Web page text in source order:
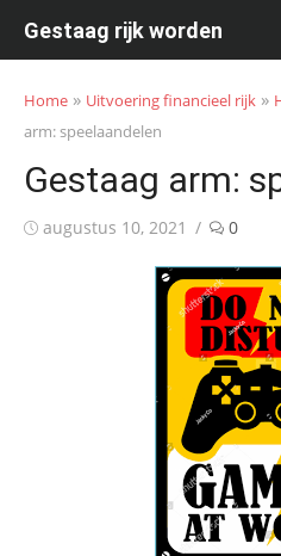
Gestaag rijk worden
Home » Uitvoering financieel rijk »
arm: speelaandelen
Gestaag arm:
Posted
augustus 10, 2021 0